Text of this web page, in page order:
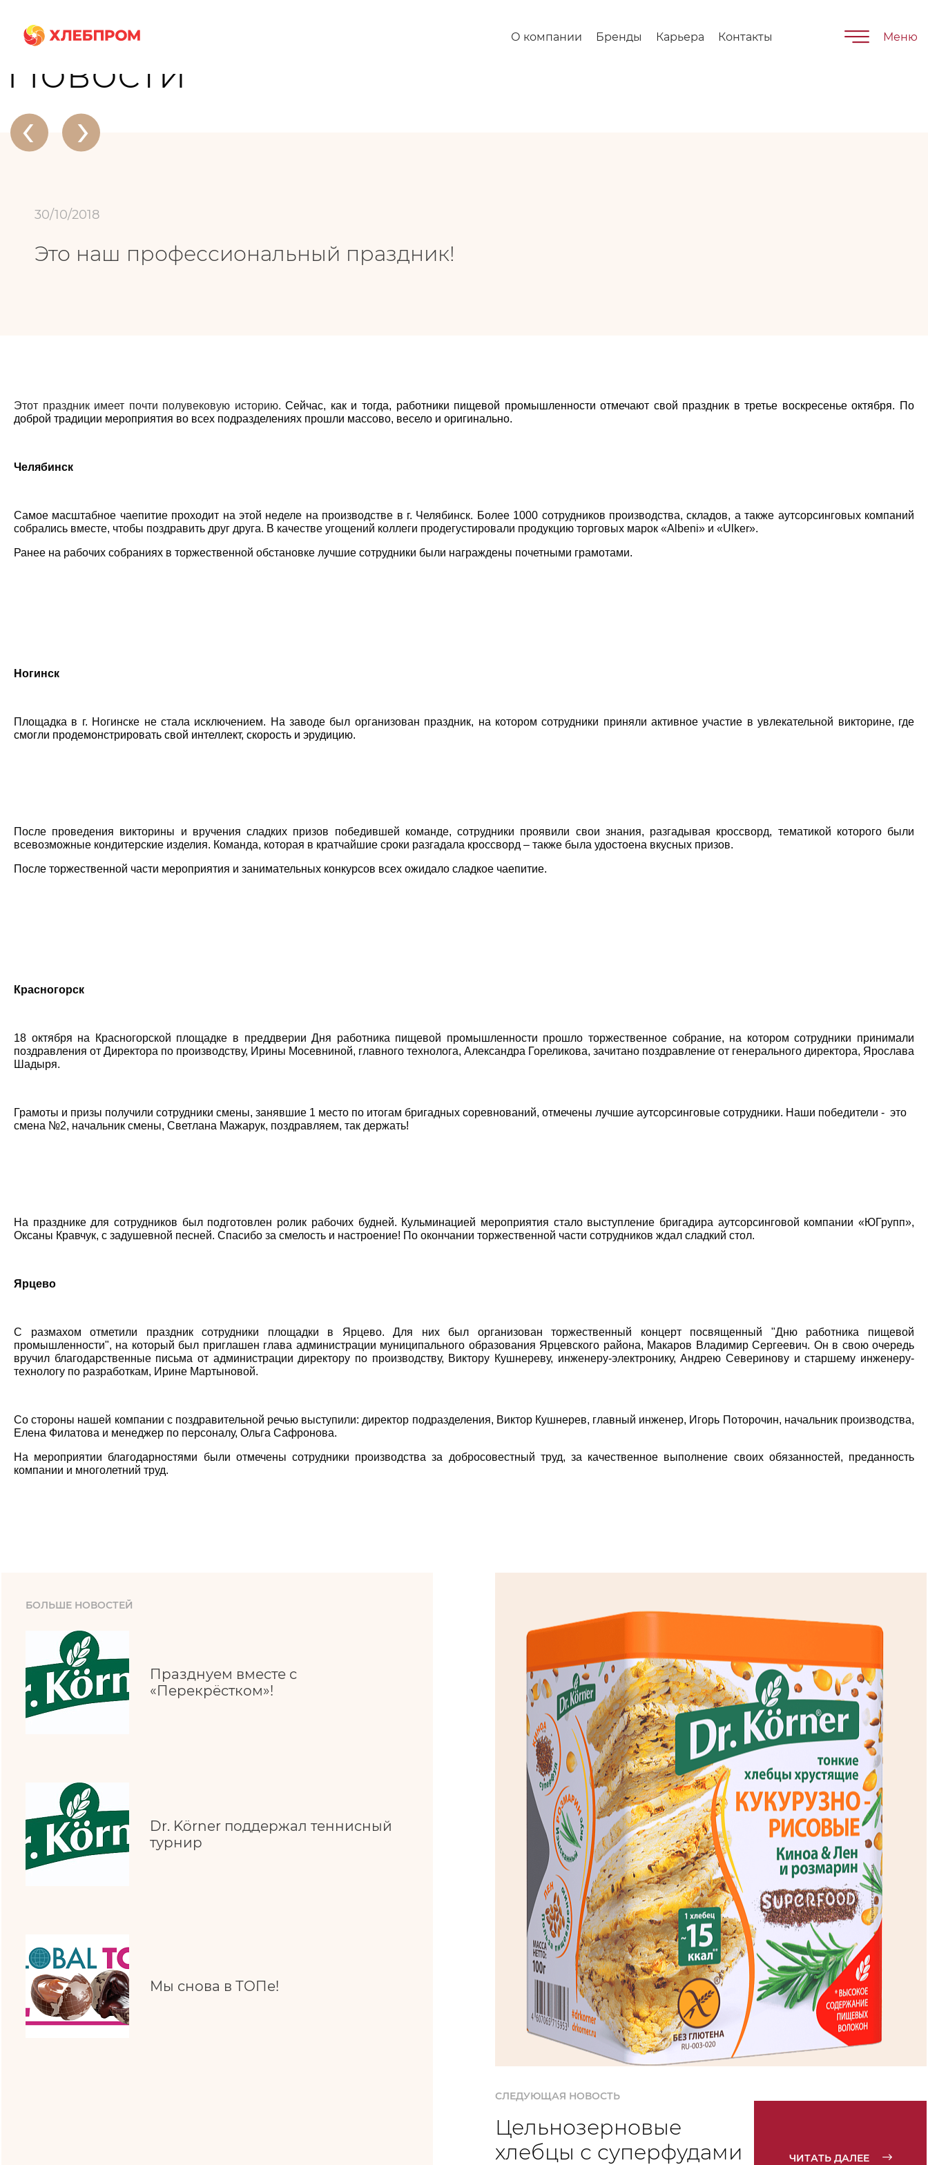
О компании Бренды Карьера Контакты Меню
Главная О компании Новости
Новости
‹ ›
30/10/2018
Это наш профессиональный праздник!
Этот праздник имеет почти полувековую историю. Сейчас, как и тогда, работники пищевой промышленности отмечают свой праздник в третье воскресенье октября. По
доброй традиции мероприятия во всех подразделениях прошли массово, весело и оригинально.
Челябинск
Самое масштабное чаепитие проходит на этой неделе на производстве в г. Челябинск. Более 1000 сотрудников производства, складов, а также аутсорсинговых компаний
собрались вместе, чтобы поздравить друг друга. В качестве угощений коллеги продегустировали продукцию торговых марок «Albeni» и «Ulker».
Ранее на рабочих собраниях в торжественной обстановке лучшие сотрудники были награждены почетными грамотами.
Ногинск
Площадка в г. Ногинске не стала исключением. На заводе был организован праздник, на котором сотрудники приняли активное участие в увлекательной викторине, где
смогли продемонстрировать свой интеллект, скорость и эрудицию.
После проведения викторины и вручения сладких призов победившей команде, сотрудники проявили свои знания, разгадывая кроссворд, тематикой которого были
всевозможные кондитерские изделия. Команда, которая в кратчайшие сроки разгадала кроссворд – также была удостоена вкусных призов.
После торжественной части мероприятия и занимательных конкурсов всех ожидало сладкое чаепитие.
Красногорск
18 октября на Красногорской площадке в преддверии Дня работника пищевой промышленности прошло торжественное собрание, на котором сотрудники принимали
поздравления от Директора по производству, Ирины Мосевниной, главного технолога, Александра Гореликова, зачитано поздравление от генерального директора, Ярослава
Шадыря.
Грамоты и призы получили сотрудники смены, занявшие 1 место по итогам бригадных соревнований, отмечены лучшие аутсорсинговые сотрудники. Наши победители - это
смена №2, начальник смены, Светлана Мажарук, поздравляем, так держать!
На празднике для сотрудников был подготовлен ролик рабочих будней. Кульминацией мероприятия стало выступление бригадира аутсорсинговой компании «ЮГрупп»,
Оксаны Кравчук, с задушевной песней. Спасибо за смелость и настроение! По окончании торжественной части сотрудников ждал сладкий стол.
Ярцево
С размахом отметили праздник сотрудники площадки в Ярцево. Для них был организован торжественный концерт посвященный "Дню работника пищевой
промышленности", на который был приглашен глава администрации муниципального образования Ярцевского района, Макаров Владимир Сергеевич. Он в свою очередь
вручил благодарственные письма от администрации директору по производству, Виктору Кушнереву, инженеру-электронику, Андрею Северинову и старшему инженеру-
технологу по разработкам, Ирине Мартыновой.
Со стороны нашей компании с поздравительной речью выступили: директор подразделения, Виктор Кушнерев, главный инженер, Игорь Поторочин, начальник производства,
Елена Филатова и менеджер по персоналу, Ольга Сафронова.
На мероприятии благодарностями были отмечены сотрудники производства за добросовестный труд, за качественное выполнение своих обязанностей, преданность
компании и многолетний труд.
БОЛЬШЕ НОВОСТЕЙ
Празднуем вместе с
«Перекрёстком»!
Dr. Körner поддержал теннисный
турнир
Мы снова в ТОПе!
СЛЕДУЮЩАЯ НОВОСТЬ
Цельнозерновые
хлебцы с суперфудами
ЧИТАТЬ ДАЛЕЕ